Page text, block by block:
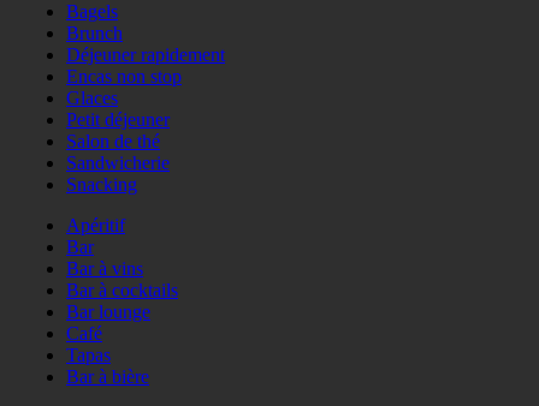
Bagels
Brunch
Déjeuner rapidement
Encas non stop
Glaces
Petit déjeuner
Salon de thé
Sandwicherie
Snacking
Apéritif
Bar
Bar à vins
Bar à cocktails
Bar lounge
Café
Tapas
Bar à bière